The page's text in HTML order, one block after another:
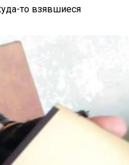
то взявшиеся